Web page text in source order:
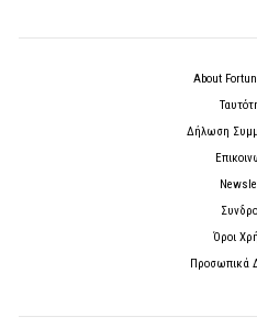
About
Δήλωση
Όροι
Προσωπικά